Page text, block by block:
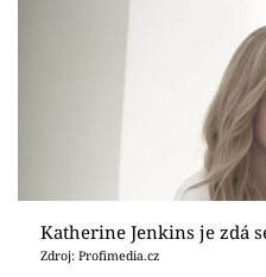
Sledujte prima+
Katherine Jenkins je zdá
Zdroj: Profimedia.cz